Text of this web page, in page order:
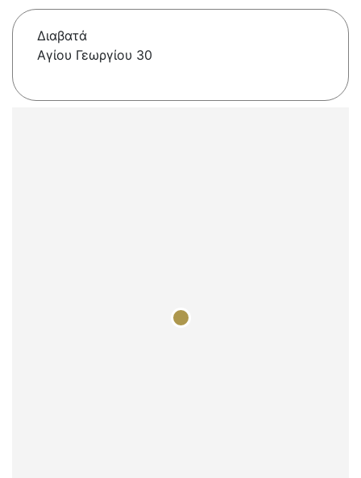
Διαβατά
Αγίου Γεωργίου 30